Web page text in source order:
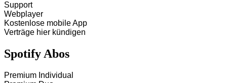
Support
Webplayer
Kostenlose mobile App
Verträge hier kündigen
Spotify Abos
Premium Individual